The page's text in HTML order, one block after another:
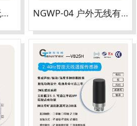
VB70 4G-LTE智能无线温振传感器 NGWP-04 户外无线有线综合数采基站